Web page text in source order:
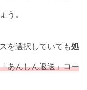
う。
を選択していても処
あんしん返送」コー